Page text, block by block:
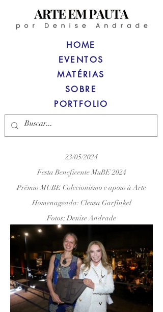
HOME
MATÉRIAS
SOBRE
PORTFOLIO
EVENTOS
23/05/2024
Festa Beneficente MuBE 2024
Prêmio MUBE Colecionismo e apoio à Arte
Homenageada: Cleusa Garfinkel
Fotos: Denise Andrade